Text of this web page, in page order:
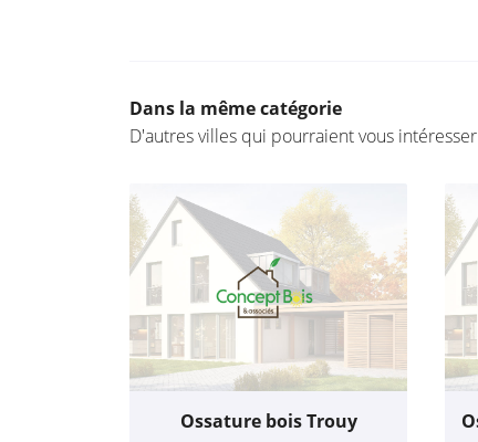
Dans la même catégorie
D'autres villes qui pourraient vous intéresser
Ossature bois Trouy